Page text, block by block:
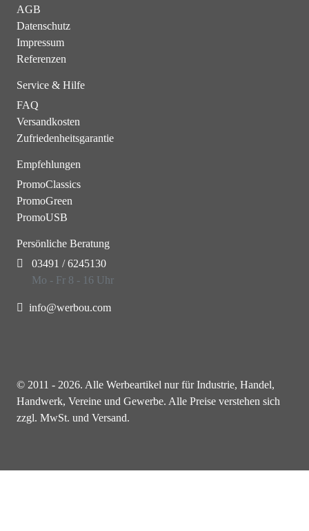
AGB
Datenschutz
Impressum
Referenzen
Service & Hilfe
FAQ
Versandkosten
Zufriedenheitsgarantie
Empfehlungen
PromoClassics
PromoGreen
PromoUSB
Persönliche Beratung
03491 / 6245130
Mo - Fr 8 - 16 Uhr
info@werbou.com
© 2011 - 2026. Alle Werbeartikel nur für Industrie, Handel,
Handwerk, Vereine und Gewerbe. Alle Preise verstehen sich
zzgl. MwSt. und Versand.